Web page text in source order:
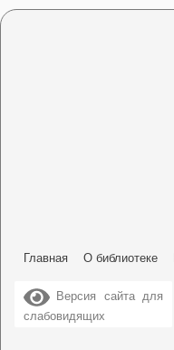
Главная О библиотеке
Версия сайта для
слабовидящих